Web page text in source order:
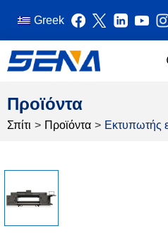
Greek
Προϊόντα
Σπίτι > Προϊόντα > Εκτυπωτής